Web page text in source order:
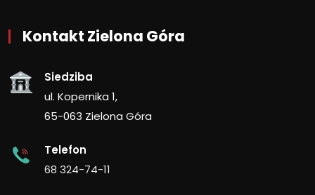
Kontakt Zielona Góra
Siedziba
ul. Kopernika 1,
65-063 Zielona Góra
Telefon
68 324-74-11